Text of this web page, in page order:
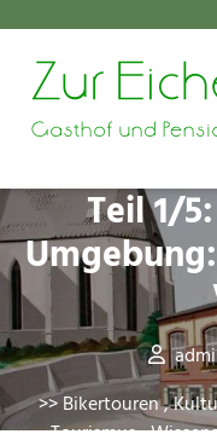
content
Teil 1/
>>Bikertouren,